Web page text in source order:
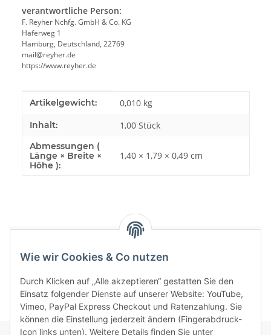
Wie wir Cookies & Co nutzen
Durch Klicken auf „Alle akzeptieren“ gestatten Sie den
Einsatz folgender Dienste auf unserer Website: YouTube,
Vimeo, PayPal Express Checkout und Ratenzahlung. Sie
können die Einstellung jederzeit ändern (Fingerabdruck-
Icon links unten). Weitere Details finden Sie unter
verantwortliche Person:
F. Reyher Nchfg. GmbH & Co. KG
Haferweg 1
Hamburg, Deutschland, 22769
mail@reyher.de
https://www.reyher.de
Produkteigenschaft
Wert
Artikelgewicht: 0,010 kg
Inhalt: 1,00 Stück
Abmessungen (
Länge × Breite ×
Höhe ):
1,40 × 1,79 × 0,49 cm